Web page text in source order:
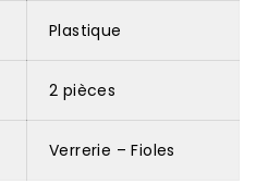
Plastique
2 pièces
Verrerie – Fioles